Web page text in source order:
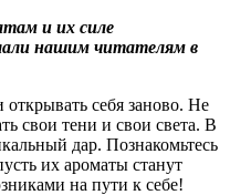
и их силе
нашим читателям в
себя заново. Не
свои тени и свои света. В
дар. Познакомьтесь
их ароматы станут
на пути к себе!